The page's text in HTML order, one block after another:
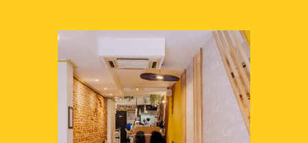
Jus de fruit de la passion Fuze tea
2.90